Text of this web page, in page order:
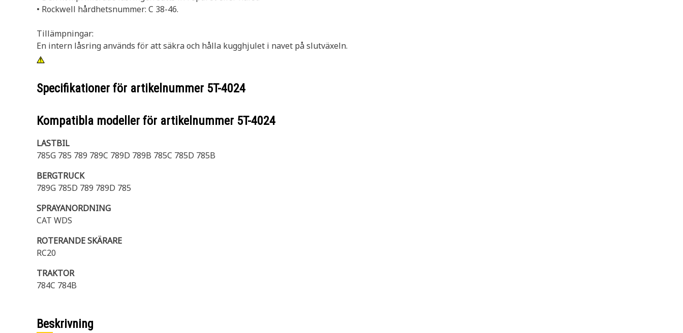
• Rockwell hårdhetsnummer: C 38-46.
Tillämpningar:
En intern låsring används för att säkra och hålla kugghjulet i navet på slutväxeln.
Specifikationer för artikelnummer 5T-4024
Kompatibla modeller för artikelnummer 5T-4024
LASTBIL
785G 785 789 789C 789D 789B 785C 785D 785B
BERGTRUCK
789G 785D 789 789D 785
SPRAYANORDNING
CAT WDS
ROTERANDE SKÄRARE
RC20
TRAKTOR
784C 784B
Beskrivning